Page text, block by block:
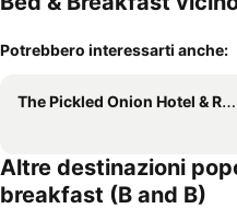
Potrebbero interessarti anche:
The Pickled Onion Hotel & Restaurant
Altre destinazioni
breakfast (B and B)